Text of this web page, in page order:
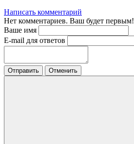
Написать комментарий
Нет комментариев. Ваш будет первым!
Ваше имя
E-mail для ответов
Отправить Отменить